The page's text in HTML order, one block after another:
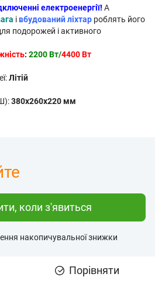
електроенергії! А
і вбудований ліхтар роблять його
подорожей і активного
: 2200 Вт/4400 Вт
Літій
380x260x220 мм
коли з'явиться
накопичувальної знижки
Порівняти